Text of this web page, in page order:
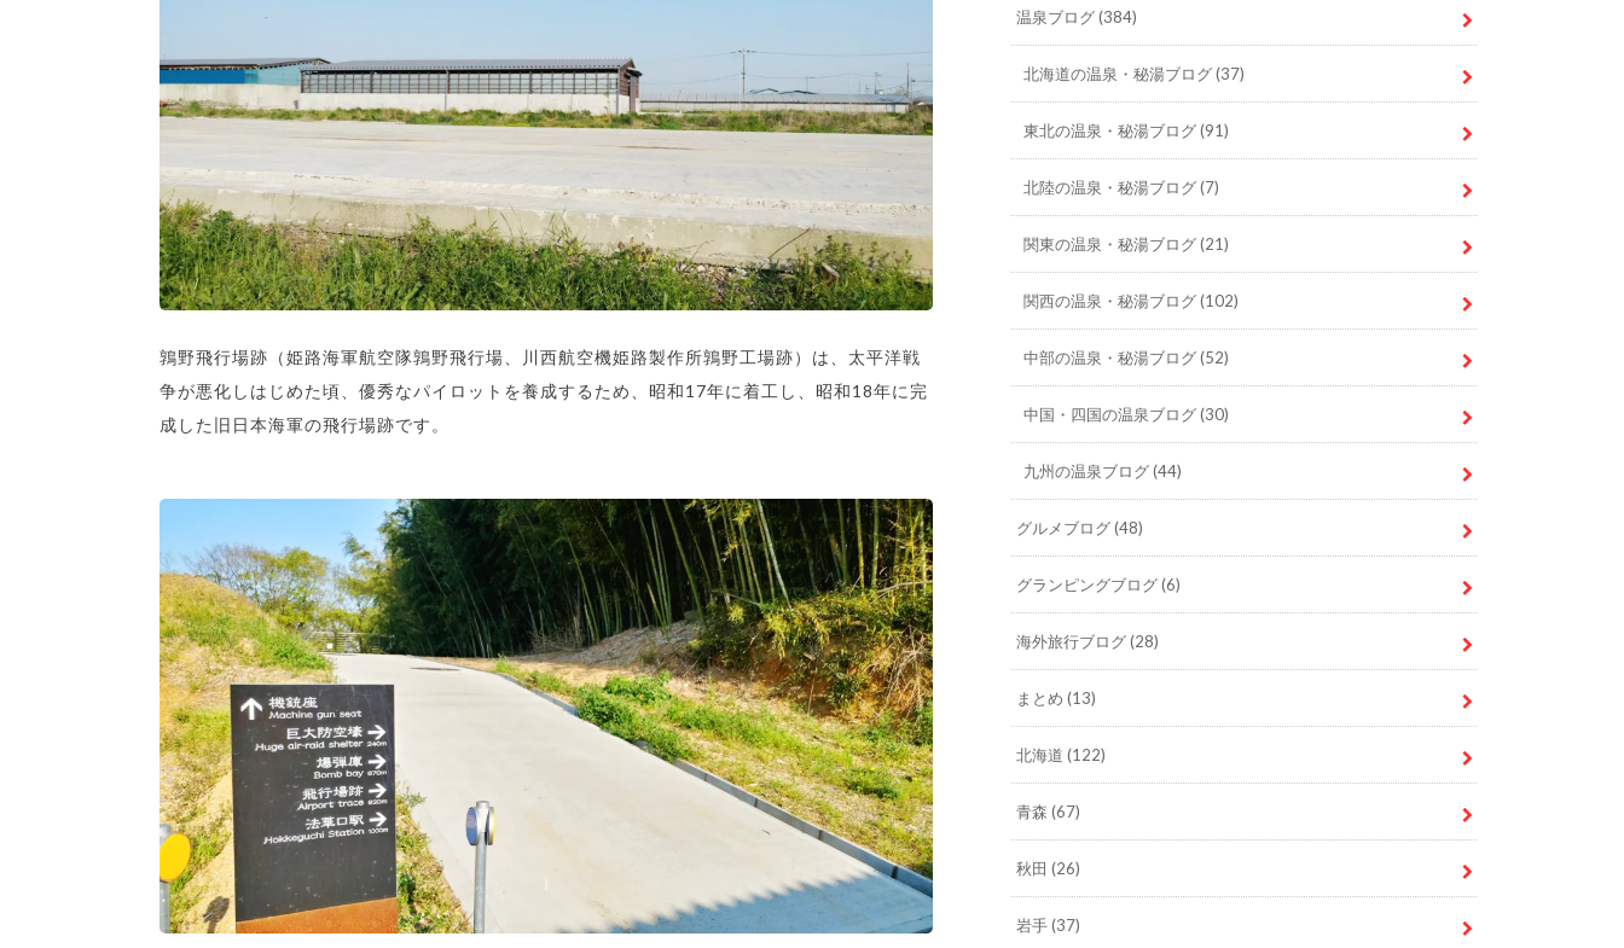
鶉野飛行場跡（姫路海軍航空隊鶉野飛行場、川西航空機姫路製作所鶉野工場跡）は、太平洋戦
争が悪化しはじめた頃、優秀なパイロットを養成するため、昭和17年に着工し、昭和18年に完
成した旧日本海軍の飛行場跡です。
温泉ブログ(384)
北海道の温泉・秘湯ブログ(37)
東北の温泉・秘湯ブログ(91)
北陸の温泉・秘湯ブログ(7)
関東の温泉・秘湯ブログ(21)
関西の温泉・秘湯ブログ(102)
中部の温泉・秘湯ブログ(52)
中国・四国の温泉ブログ(30)
九州の温泉ブログ(44)
グルメブログ(48)
グランピングブログ(6)
海外旅行ブログ(28)
まとめ (13)
北海道 (122)
青森 (67)
秋田 (26)
岩手(37)